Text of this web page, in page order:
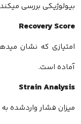
بیولوژیکی بررسی
Recovery Score
امتیازی که نشان
آماده است.
Strain Analysis
میزان فشار واردشده